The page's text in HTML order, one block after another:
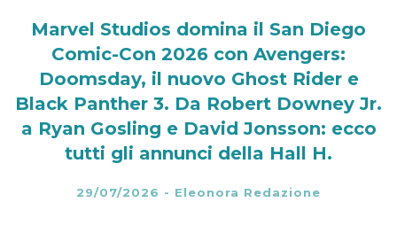
Marvel Studios domina il San Diego
Comic-Con 2026 con Avengers:
Doomsday, il nuovo Ghost Rider e
Black Panther 3. Da Robert Downey Jr.
a Ryan Gosling e David Jonsson: ecco
tutti gli annunci della Hall H.
29/07/2026 - Eleonora Redazione